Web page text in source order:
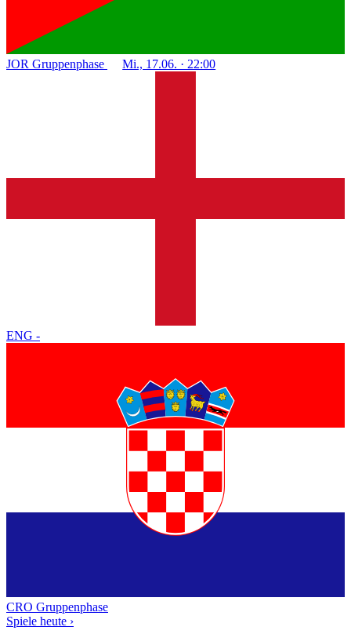
JOR Gruppenphase Mi., 17.06. · 22:00
ENG -
CRO Gruppenphase
Spiele heute ›